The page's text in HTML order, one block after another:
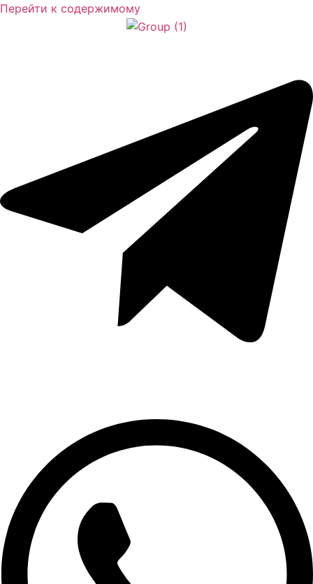
Перейти к содержимому
АКТИВНЫЙ ОТДЫХ
ИСКУССТВО И КУЛЬТУРА
пляжный ОТДЫХ
городской туризм
КОРПОРАТИВНЫЕ КАНИКУЛЫ
ЛЕЧЕБНО-ОЗДОРОВИТЕЛЬНЫЙ ТУРИЗМ
САФАРИ-ПУТЕШЕСТВИЯ